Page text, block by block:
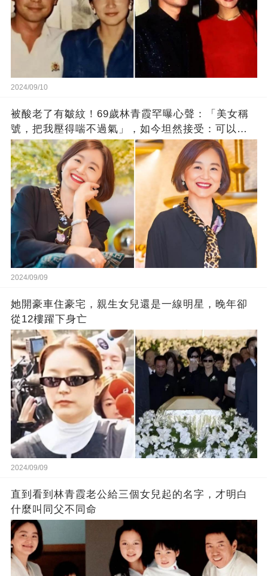
2024/09/10
被酸老了有皺紋！69歲林青霞罕曝心聲：「美女稱
號，把我壓得喘不過氣」，如今坦然接受：可以老
了
2024/09/09
她開豪車住豪宅，親生女兒還是一線明星，晚年卻
從12樓躍下身亡
2024/09/09
直到看到林青霞老公給三個女兒起的名字，才明白
什麼叫同父不同命